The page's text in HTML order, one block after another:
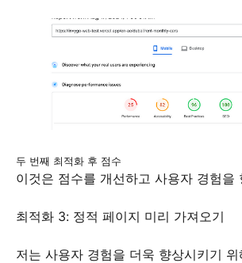
두 번째 최적화 후 점수
이것은 점수를 개선하고 사용자 경험을
최적화 3: 정적 페이지 미리 가져오기
저는 사용자 경험을 더욱 향상시키기